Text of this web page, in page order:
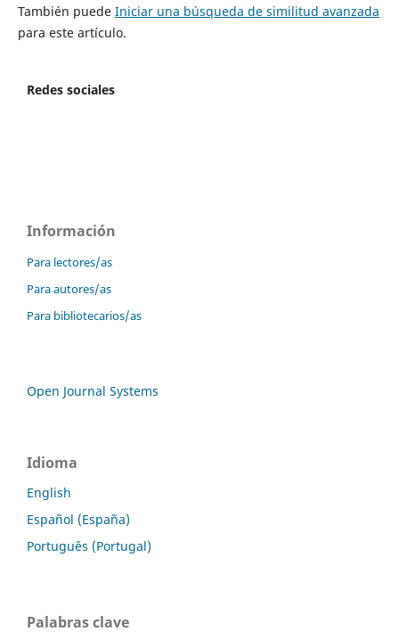
También puede Iniciar una búsqueda de similitud avanzada
para este artículo.
Redes sociales
Información
Para lectores/as
Para autores/as
Para bibliotecarios/as
Open Journal Systems
Idioma
English
Español (España)
Português (Portugal)
Palabras clave